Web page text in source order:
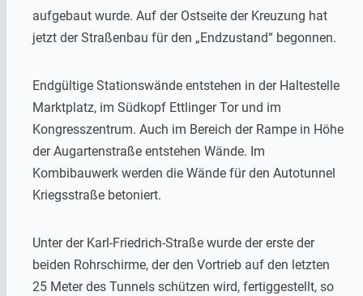
aufgebaut wurde. Auf der Ostseite der Kreuzung hat
jetzt der Straßenbau für den „Endzustand“ begonnen.
Endgültige Stationswände entstehen in der Haltestelle
Marktplatz, im Südkopf Ettlinger Tor und im
Kongresszentrum. Auch im Bereich der Rampe in Höhe
der Augartenstraße entstehen Wände. Im
Kombibauwerk werden die Wände für den Autotunnel
Kriegsstraße betoniert.
Unter der Karl-Friedrich-Straße wurde der erste der
beiden Rohrschirme, der den Vortrieb auf den letzten
25 Meter des Tunnels schützen wird, fertiggestellt, so